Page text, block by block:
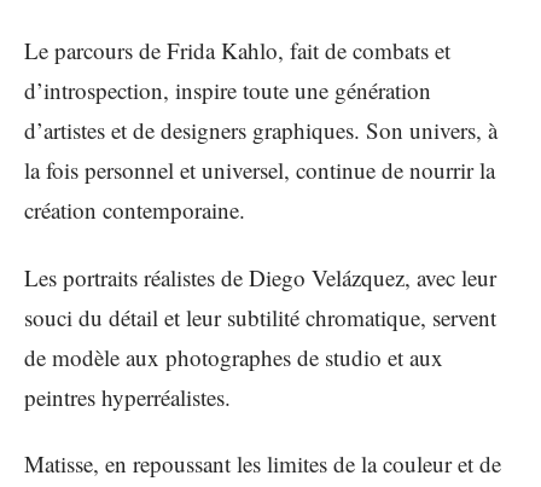
Le parcours de Frida Kahlo, fait de combats et
d’introspection, inspire toute une génération
d’artistes et de designers graphiques. Son univers, à
la fois personnel et universel, continue de nourrir la
création contemporaine.
Les portraits réalistes de Diego Velázquez, avec leur
souci du détail et leur subtilité chromatique, servent
de modèle aux photographes de studio et aux
peintres hyperréalistes.
Matisse, en repoussant les limites de la couleur et de